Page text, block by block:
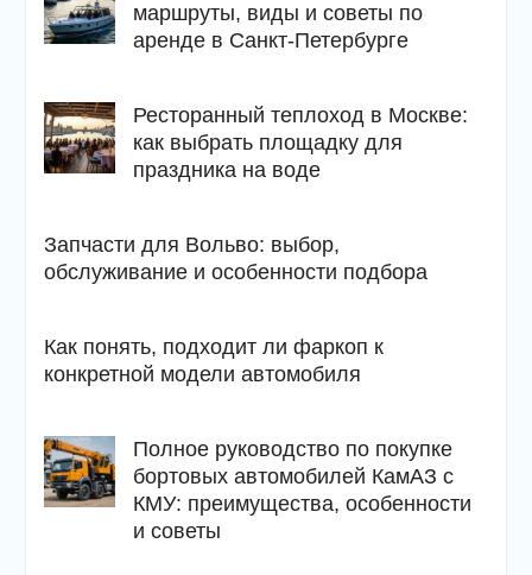
маршруты, виды и советы по
аренде в Санкт-Петербурге
Ресторанный теплоход в Москве:
как выбрать площадку для
праздника на воде
Запчасти для Вольво: выбор,
обслуживание и особенности подбора
Как понять, подходит ли фаркоп к
конкретной модели автомобиля
Полное руководство по покупке
бортовых автомобилей КамАЗ с
КМУ: преимущества, особенности
и советы